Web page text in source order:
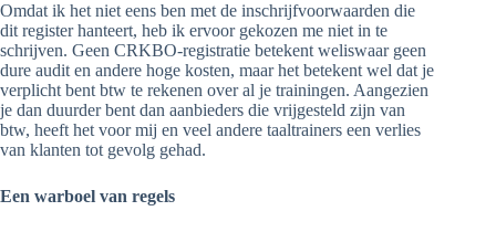
Omdat ik het niet eens ben met de inschrijfvoorwaarden die
dit register hanteert, heb ik ervoor gekozen me niet in te
schrijven. Geen CRKBO-registratie betekent weliswaar geen
dure audit en andere hoge kosten, maar het betekent wel dat je
verplicht bent btw te rekenen over al je trainingen. Aangezien
je dan duurder bent dan aanbieders die vrijgesteld zijn van
btw, heeft het voor mij en veel andere taaltrainers een verlies
van klanten tot gevolg gehad.
Een warboel van regels